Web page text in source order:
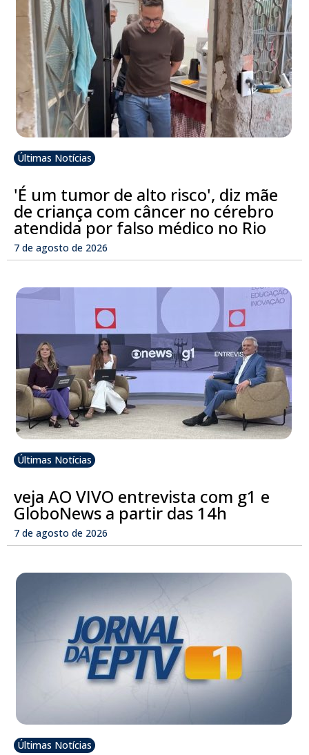
Últimas Notícias
'É um tumor de alto risco', diz mãe
de criança com câncer no cérebro
atendida por falso médico no Rio
7 de agosto de 2026
Últimas Notícias
veja AO VIVO entrevista com g1 e
GloboNews a partir das 14h
7 de agosto de 2026
Últimas Notícias